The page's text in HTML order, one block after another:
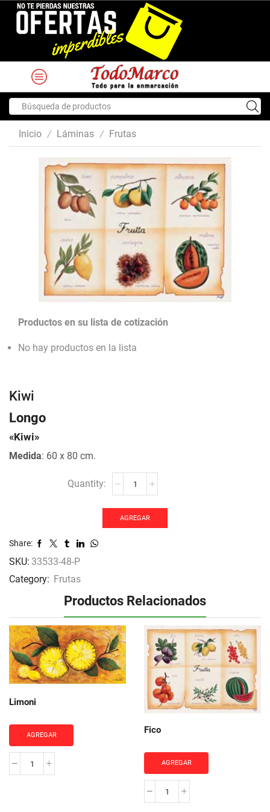
input
Inicio / Láminas / Frutas
Productos en su lista de cotización
No hay productos en la lista
Kiwi
Longo
«Kiwi»
Medida: 60 x 80 cm.
AGREGAR
Share:
SKU: 33533-48-P
Category: Frutas
Productos Relacionados
Limoni
AGREGAR
Limoni
Fico
AGREGAR
Fico